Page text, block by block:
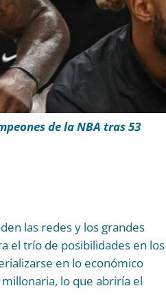
de la NBA tras 53
las redes y los grandes
el trío de posibilidades en los
en lo económico
lo que abriría el